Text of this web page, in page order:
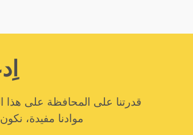
قدرتنا على المحافظة على هذا
موادنا مفيدة،